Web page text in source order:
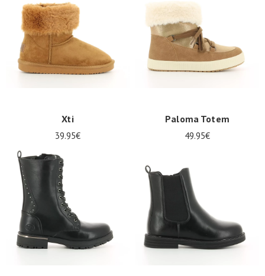
Xti
39.95€
Paloma Totem
49.95€